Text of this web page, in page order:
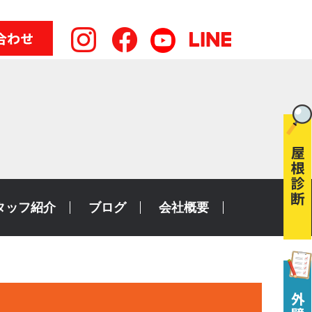
ッフ紹介 ブログ 会社概要